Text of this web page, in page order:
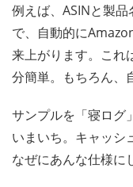
例えば、ASINと製
で、自動的に
来上がります。これ
分簡単。もちろん、
サンプルを「寝ログ
いまいち。キャッシ
なぜにあんな仕様に